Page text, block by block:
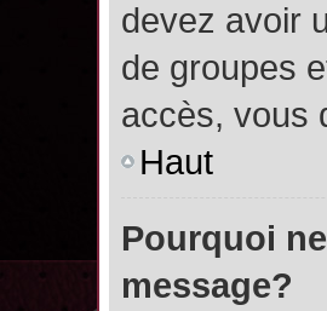
devez avoir
de groupes
accès, vous
Haut
Pourquoi
message?